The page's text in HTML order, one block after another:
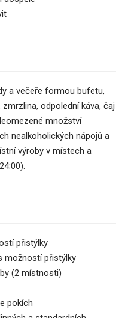
a večeře formou bufetu,
odpolední káva, čaj
množství
nealkoholických nápojů a
výroby v místech a
přistýlky
možností přistýlky
(2 místnosti)
pokích